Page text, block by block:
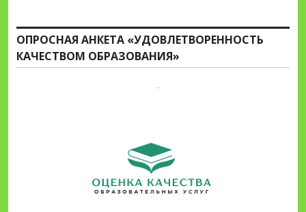
ОПРОСНАЯ АНКЕТА «УДОВЛЕТВОРЕННОСТЬ
КАЧЕСТВОМ ОБРАЗОВАНИЯ»